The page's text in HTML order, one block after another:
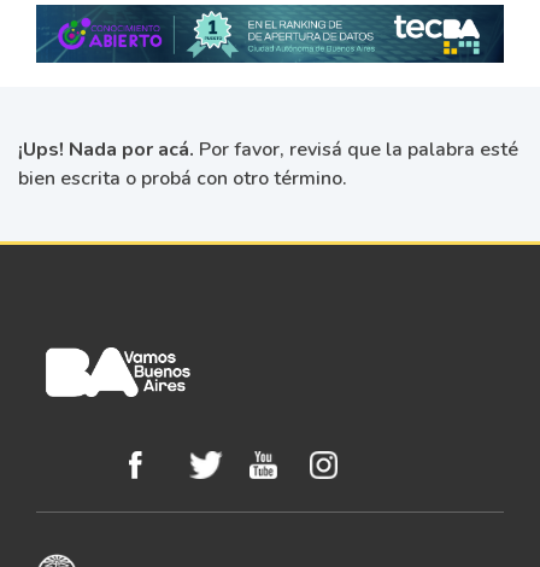
¡Ups! Nada por acá. Por favor, revisá que la palabra esté
bien escrita o probá con otro término.